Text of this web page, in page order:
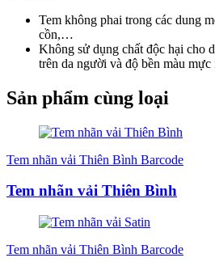
Tem không phai trong các dung
cồn,…
Không sử dụng chất độc hại cho
trên da người và độ bền màu mực
Sản phẩm cùng loại
Tem nhãn vải Thiên Bình Barcode
Tem nhãn vải Thiên Bình
Tem nhãn vải Thiên Bình Barcode